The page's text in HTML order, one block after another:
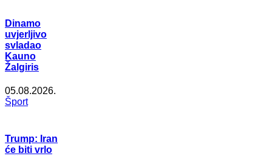
Dinamo
uvjerljivo
svladao
Kauno
Žalgiris
05.08.2026.
Šport
Trump: Iran
će biti vrlo